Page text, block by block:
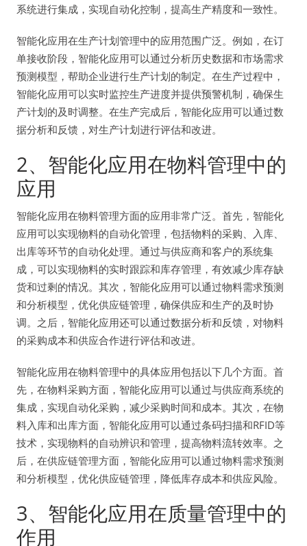
系统进行集成，实现自动化控制，提高生产精度和一致性。
智能化应用在生产计划管理中的应用范围广泛。例如，在订
单接收阶段，智能化应用可以通过分析历史数据和市场需求
预测模型，帮助企业进行生产计划的制定。在生产过程中，
智能化应用可以实时监控生产进度并提供预警机制，确保生
产计划的及时调整。在生产完成后，智能化应用可以通过数
据分析和反馈，对生产计划进行评估和改进。
2、智能化应用在物料管理中的
应用
智能化应用在物料管理方面的应用非常广泛。首先，智能化
应用可以实现物料的自动化管理，包括物料的采购、入库、
出库等环节的自动化处理。通过与供应商和客户的系统集
成，可以实现物料的实时跟踪和库存管理，有效减少库存缺
货和过剩的情况。其次，智能化应用可以通过物料需求预测
和分析模型，优化供应链管理，确保供应和生产的及时协
调。之后，智能化应用还可以通过数据分析和反馈，对物料
的采购成本和供应合作进行评估和改进。
智能化应用在物料管理中的具体应用包括以下几个方面。首
先，在物料采购方面，智能化应用可以通过与供应商系统的
集成，实现自动化采购，减少采购时间和成本。其次，在物
料入库和出库方面，智能化应用可以通过条码扫描和RFID等
技术，实现物料的自动辨识和管理，提高物料流转效率。之
后，在供应链管理方面，智能化应用可以通过物料需求预测
和分析模型，优化供应链管理，降低库存成本和供应风险。
3、智能化应用在质量管理中的
作用